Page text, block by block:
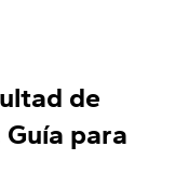
de
para